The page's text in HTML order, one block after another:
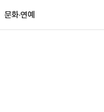
문화·연예